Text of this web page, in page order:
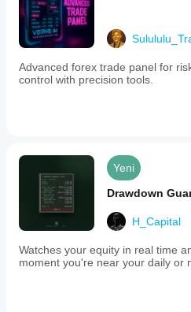
Advanced forex trade panel for
control with precision tools.
Yeni
Drawdown
H_Capital
Watches your equity in real time
moment you're near your daily or